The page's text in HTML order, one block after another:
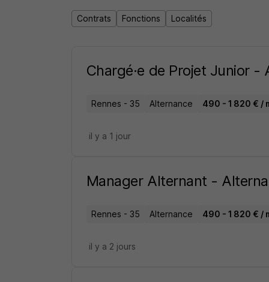
Contrats Fonctions Localités
Chargé·e de Projet Junior
Rennes - 35 Alternance 490 - 1 820 € /
il y a 1 jour
Manager Alternant -
Rennes - 35 Alternance 490 - 1 820 € /
il y a 2 jours